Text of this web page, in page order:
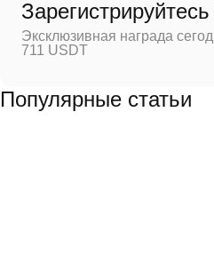
Эксклюзивная награда
711 USDT
Популярные статьи